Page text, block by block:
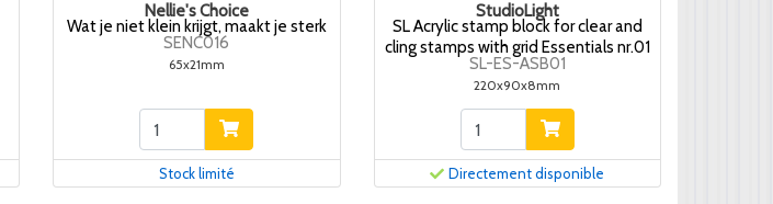
Nellie's Choice
Wat je niet klein krijgt, maakt je sterk
SENC016
65x21mm
Stock limité
StudioLight
SL Acrylic stamp block for clear and
cling stamps with grid Essentials nr.01
SL-ES-ASB01
220x90x8mm
Directement disponible